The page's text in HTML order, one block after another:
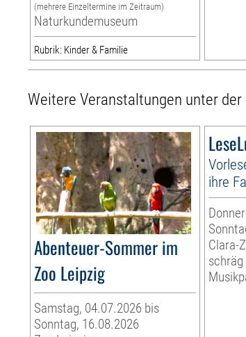
(mehrere Einzeltermine im Zeitraum)
Naturkundemuseum
Rubrik: Kinder & Familie
Weitere Veranstaltungen unter der
Abenteuer-Sommer im
Zoo Leipzig
Samstag, 04.07.2026 bis
Sonntag, 16.08.2026
ihre
Clara-